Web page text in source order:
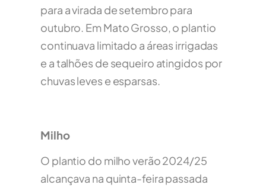
para a virada de setembro para
outubro. Em Mato Grosso, o plantio
continuava limitado a áreas irrigadas
e a talhões de sequeiro atingidos por
chuvas leves e esparsas.
Milho
O plantio do milho verão 2024/25
alcançava na quinta-feira passada